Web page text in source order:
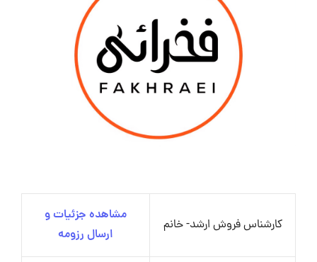
کارشناس فروش ارشد- خانم
مشاهده جزئیات و
ارسال رزومه